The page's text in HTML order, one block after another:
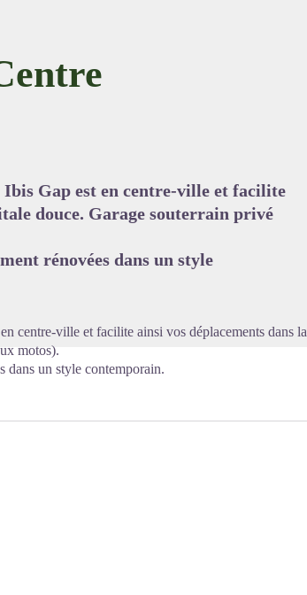
Gap est en centre-ville et facilite
douce. Garage souterrain privé
rénovées dans un style
centre-ville et facilite ainsi vos déplacements dans la
motos).
dans un style contemporain.